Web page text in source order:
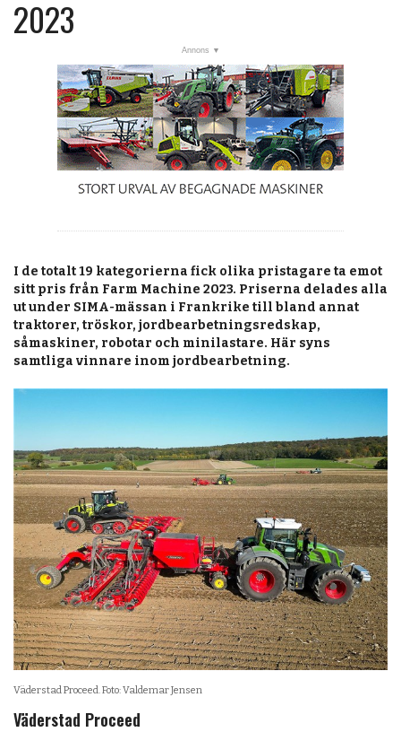
Veckans nyheter
RSS-flöde
OPINION
KALENDER
MARKNAD
TJÄNSTER
JOBB
ANNONSERA
PRENUMERERA
OM OSS
2023
I de totalt 19 kategorierna fick olika pristagare ta emot
sitt pris från Farm Machine 2023. Priserna delades alla
ut under SIMA-mässan i Frankrike till bland annat
traktorer, tröskor, jordbearbetningsredskap,
såmaskiner, robotar och minilastare. Här syns
samtliga vinnare inom jordbearbetning.
Väderstad Proceed. Foto: Valdemar Jensen
Väderstad Proceed